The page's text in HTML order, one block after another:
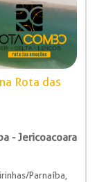
Rota das
- Jericoacoara
Parnaíba,